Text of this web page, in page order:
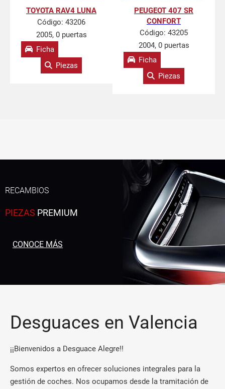
TOYOTA RAV4 LUNA
Código: 43206
2005, 0 puertas
Ficha
Piezas
PEUGEOT 407 SR
CONFORT
Código: 43205
2004, 0 puertas
Ficha
Piezas
RECAMBIOS
PIEZAS PREMIUM
CONOCE MÁS
Desguaces en Valencia
¡¡Bienvenidos a Desguace Alegre!!
Somos expertos en ofrecer soluciones integrales para la
gestión de coches. Nos ocupamos desde la tramitación de